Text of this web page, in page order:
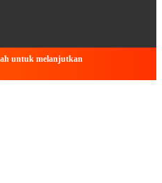
untuk melanjutkan